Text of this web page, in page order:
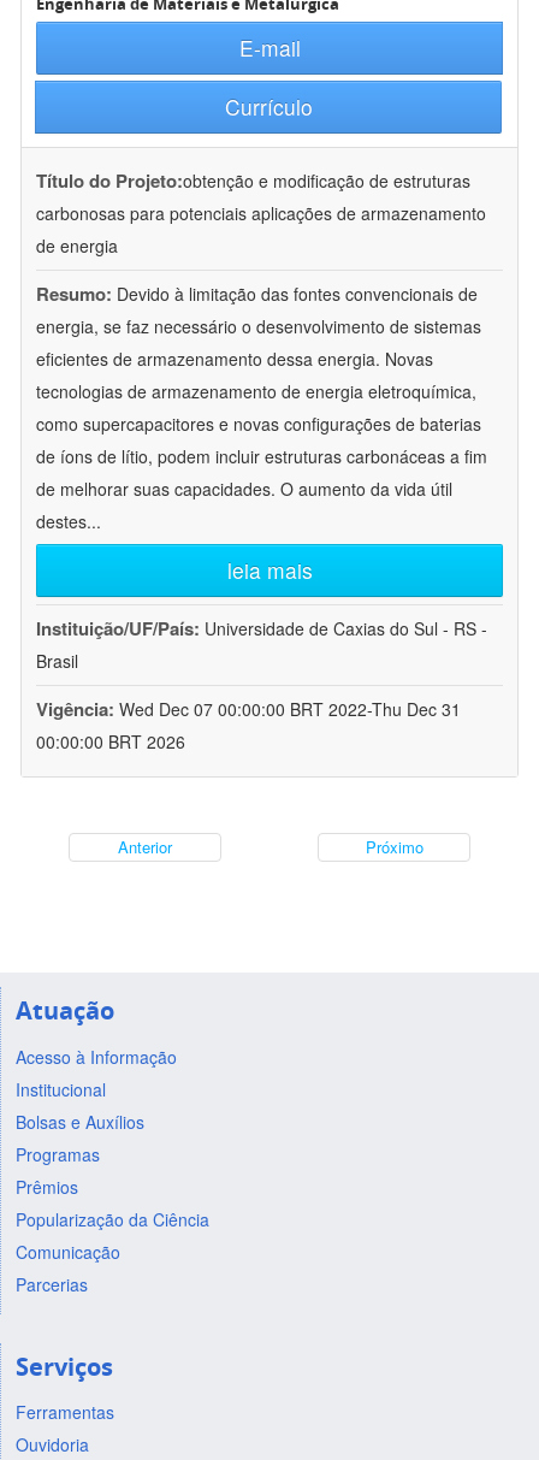
E-mail
Currículo
Título do Projeto:obtenção e modificação de estruturas
carbonosas para potenciais aplicações de armazenamento
de energia
Resumo: Devido à limitação das fontes convencionais de
energia, se faz necessário o desenvolvimento de sistemas
eficientes de armazenamento dessa energia. Novas
tecnologias de armazenamento de energia eletroquímica,
como supercapacitores e novas configurações de baterias
de íons de lítio, podem incluir estruturas carbonáceas a fim
de melhorar suas capacidades. O aumento da vida útil
destes...
leia mais
Instituição/UF/País: Universidade de Caxias do Sul - RS -
Brasil
Vigência: Wed Dec 07 00:00:00 BRT 2022-Thu Dec 31
00:00:00 BRT 2026
Anterior Próximo
Atuação
Acesso à Informação
Institucional
Bolsas e Auxílios
Programas
Prêmios
Popularização da Ciência
Comunicação
Parcerias
Serviços
Ferramentas
Ouvidoria